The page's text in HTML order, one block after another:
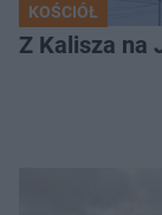
KOŚCIÓŁ
Z Kalisza na